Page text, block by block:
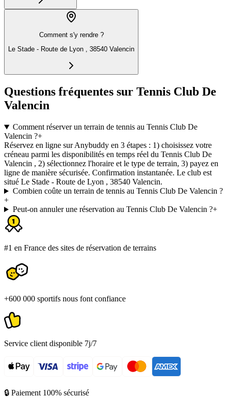
Comment s'y rendre ?
Le Stade - Route de Lyon , 38540 Valencin
Questions fréquentes sur Tennis Club De
Valencin
Comment réserver un terrain de tennis au Tennis Club De
Valencin ?+
Réservez en ligne sur Anybuddy en 3 étapes : 1) choisissez votre
créneau parmi les disponibilités en temps réel du Tennis Club De
Valencin , 2) sélectionnez l'horaire et le type de terrain, 3) payez en
ligne de manière sécurisée. Confirmation instantanée. Le club est
situé Le Stade - Route de Lyon , 38540 Valencin.
Combien coûte un terrain de tennis au Tennis Club De Valencin ?
+
Peut-on annuler une réservation au Tennis Club De Valencin ?+
#1 en France des sites de réservation de terrains
+600 000 sportifs nous font confiance
Service client disponible 7j/7
🔒 Paiement 100% sécurisé